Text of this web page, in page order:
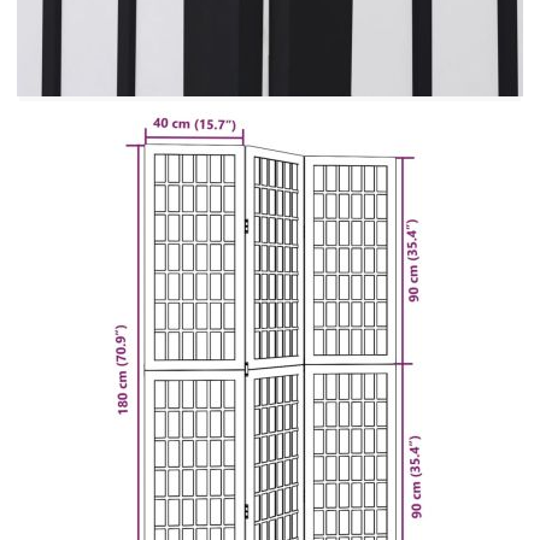
декоративен щрих във вашето пространство с
тази очарователна преграда за стая. Издръжлив
поверителност е изработен от инженерно дърво,
което го прави лесен за почистване и
издръжлив.Стабилна рамка: Рамката от масивно
дърво пауловния гарантира здравина и
стабилност. Масивното дърво от пауловния е
красив естествен материал. Дървесината от
пауловния е силно устойчива на насекоми и
гниене.Гъвкав и лесен за сгъване: Всяка
преграда е свързана с 3 метални панти, а
горният и долният панел са свързани чрез
скрити панти 2 в 1. Така панелът за разделяне
на стая може лесно да се сгъне до известна
степен според вашите нужди, за да спестите
място.Многофункционален: Преградата за стая
е чудесна за създаване на лично пространство
във вашата спалня, всекидневна, офис и други
интериори. Можете също да го поставите пред
прозорец, за да блокира интензивната слънчева
светлина.Атрактивен вид: С класическа